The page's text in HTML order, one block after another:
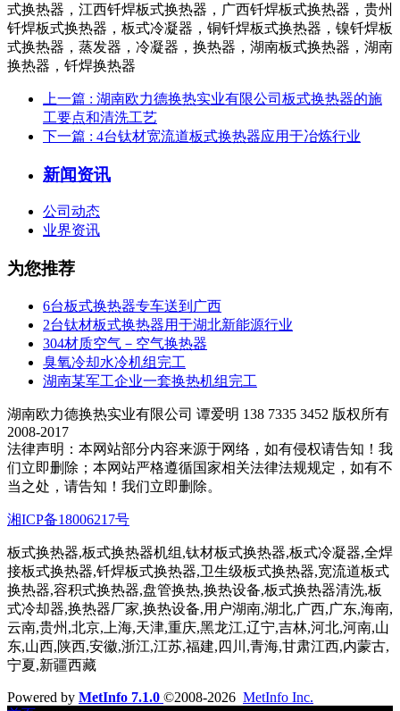
式换热器，江西钎焊板式换热器，广西钎焊板式换热器，贵州
钎焊板式换热器，板式冷凝器，铜钎焊板式换热器，镍钎焊板
式换热器，蒸发器，冷凝器，换热器，湖南板式换热器，湖南
换热器，钎焊换热器
上一篇 : 湖南欧力德换热实业有限公司板式换热器的施
工要点和清洗工艺
下一篇 : 4台钛材宽流道板式换热器应用于冶炼行业
新闻资讯
公司动态
业界资讯
为您推荐
6台板式换热器专车送到广西
2台钛材板式换热器用于湖北新能源行业
304材质空气－空气换热器
臭氧冷却水冷机组完工
湖南某军工企业一套换热机组完工
湖南欧力德换热实业有限公司 谭爱明 138 7335 3452 版权所有
2008-2017
法律声明：本网站部分内容来源于网络，如有侵权请告知！我
们立即删除；本网站严格遵循国家相关法律法规规定，如有不
当之处，请告知！我们立即删除。
湘ICP备18006217号
板式换热器,板式换热器机组,钛材板式换热器,板式冷凝器,全焊
接板式换热器,钎焊板式换热器,卫生级板式换热器,宽流道板式
换热器,容积式换热器,盘管换热,换热设备,板式换热器清洗,板
式冷却器,换热器厂家,换热设备,用户湖南,湖北,广西,广东,海南,
云南,贵州,北京,上海,天津,重庆,黑龙江,辽宁,吉林,河北,河南,山
东,山西,陕西,安徽,浙江,江苏,福建,四川,青海,甘肃江西,内蒙古,
宁夏,新疆西藏
Powered by MetInfo 7.1.0 ©2008-2026 MetInfo Inc.